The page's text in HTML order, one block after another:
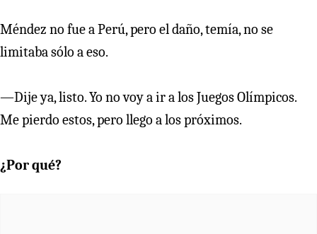
Méndez no fue a Perú, pero el daño, temía, no se
limitaba sólo a eso.
—Dije ya, listo. Yo no voy a ir a los Juegos Olímpicos.
Me pierdo estos, pero llego a los próximos.
¿Por qué?